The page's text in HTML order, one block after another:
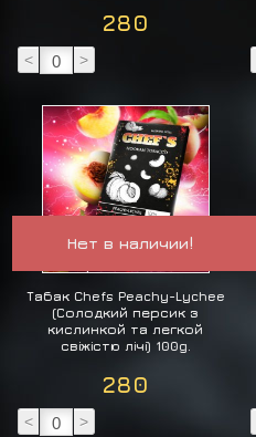
280
< >
Нет в наличии!
Табак Chefs Peachy-Lychee
(Солодкий персик з
кислинкой та легкой
свіжістю лічі) 100g.
280
< >